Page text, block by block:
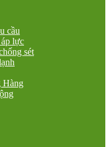
cầu
lực
sét
Hàng